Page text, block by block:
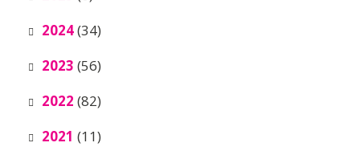
2024(34)
2023 (56)
2022 (82)
2021 (11)